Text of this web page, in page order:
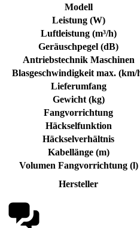
Modell
Leistung (W)
Luftleistung (m³/h)
Geräuschpegel (dB)
Antriebstechnik Maschinen
Blasgeschwindigkeit max. (km/
Lieferumfang
Gewicht (kg)
Fangvorrichtung
Häckselfunktion
Häckselverhältnis
Kabellänge (m)
Volumen Fangvorrichtung (l)
Hersteller